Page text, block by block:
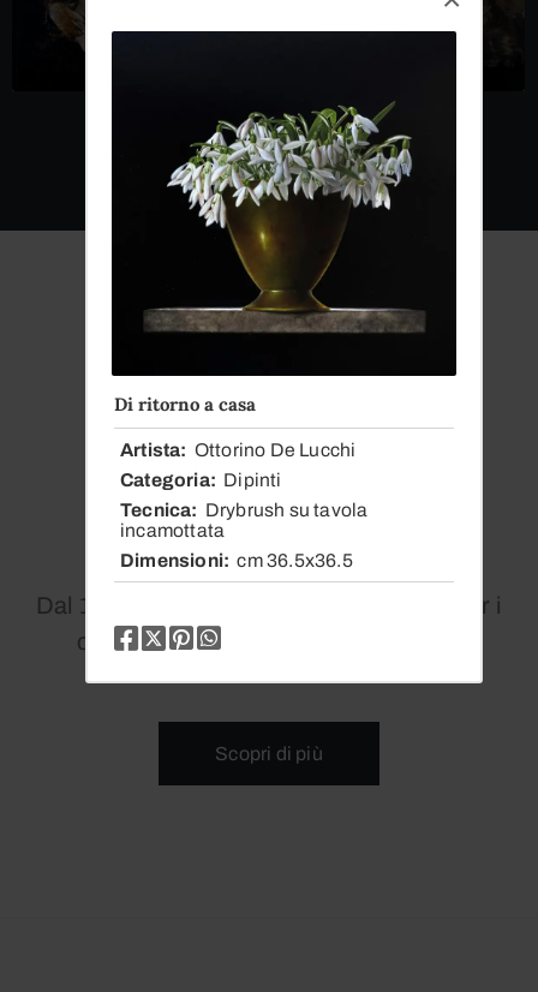
Dal
1979
La Nostra Storia
Dal 1979 siamo un punto di riferimento per i
collezionisti di arte contemporanea.
Scopri di più
Di ritorno a casa
Artista
Ottorino De Lucchi
Categoria
Dipinti
Tecnica
Drybrush su tavola
incamottata
Dimensioni
cm 36.5x36.5